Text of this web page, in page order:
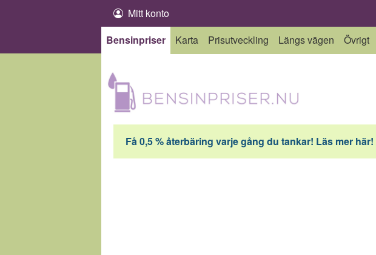
Mitt konto
Bensinpriser
Karta Prisutveckling Längs vägen Övrigt
Få 0,5 % återbäring varje gång du tankar! Läs mer här!